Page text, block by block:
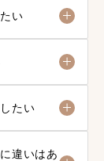
い
たい
違いはあ